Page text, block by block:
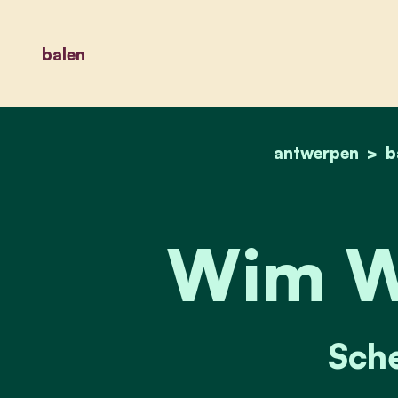
balen
antwerpen
Wim